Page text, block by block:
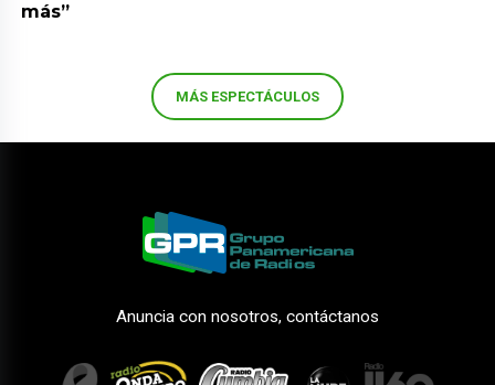
más”
MÁS ESPECTÁCULOS
Anuncia con nosotros, contáctanos